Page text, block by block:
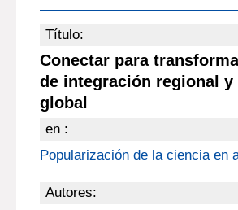
Título:
Conectar para
de integración regional y
global
en :
Popularización de la ciencia en
Autores: